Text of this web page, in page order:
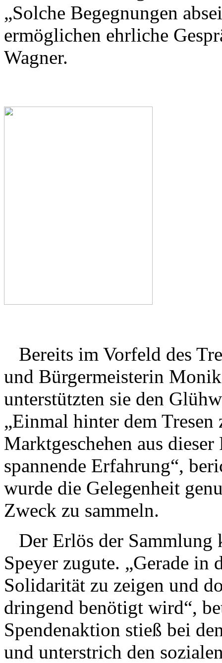
„Solche Begegnungen
ermöglichen ehrliche
Wagner.
Bereits im Vorfeld des
und Bürgermeisterin
unterstützten sie den
„Einmal hinter dem Tresen
Marktgeschehen aus
spannende Erfahrung“,
wurde die Gelegenheit
Zweck zu sammeln.
Der Erlös der Sammlung
Speyer zugute. „Gerade in
Solidarität zu zeigen und
dringend benötigt wird“,
Spendenaktion stieß bei
und unterstrich den